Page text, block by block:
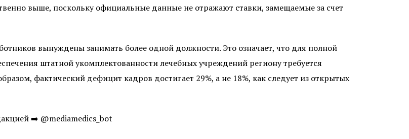
выше, поскольку официальные данные не отражают ставки, замещаемые за счет
вынуждены занимать более одной должности. Это означает, что для полной
штатной укомплектованности лечебных учреждений региону требуется
фактический дефицит кадров достигает 29%, а не 18%, как следует из открытых
➡️ @mediamedics_bot